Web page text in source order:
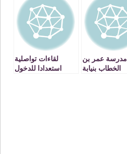
مدرسة عمر بن
الخطاب بنيابة
لقاءات تواصلية
استعدادا للدخول